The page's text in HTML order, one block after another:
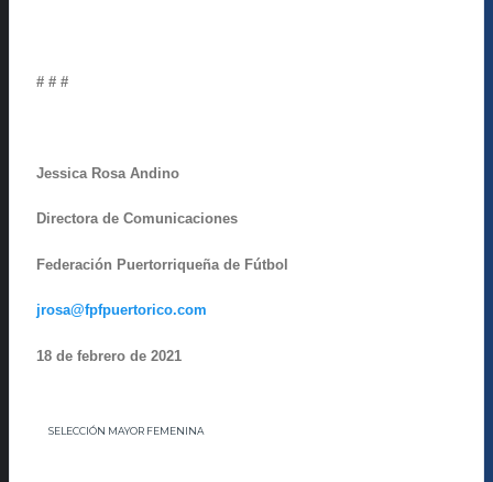
# # #
Jessica Rosa Andino
Directora de Comunicaciones
Federación Puertorriqueña de Fútbol
jrosa@fpfpuertorico.com
18 de febrero de 2021
SELECCIÓN MAYOR FEMENINA